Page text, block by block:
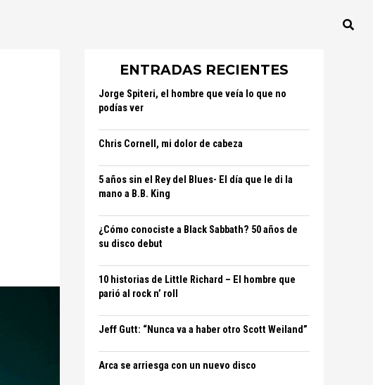
ENTRADAS RECIENTES
Jorge Spiteri, el hombre que veía lo que no
podías ver
Chris Cornell, mi dolor de cabeza
5 años sin el Rey del Blues- El día que le di la
mano a B.B. King
¿Cómo conociste a Black Sabbath? 50 años de
su disco debut
10 historias de Little Richard – El hombre que
parió al rock n’ roll
Jeff Gutt: “Nunca va a haber otro Scott Weiland”
Arca se arriesga con un nuevo disco